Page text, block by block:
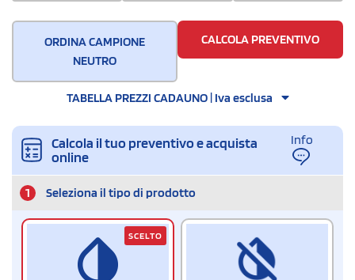
ORDINA CAMPIONE
NEUTRO
CALCOLA PREVENTIVO
TABELLA PREZZI CADAUNO | Iva esclusa
Calcola il tuo preventivo e acquista
online
Info
1 Seleziona il tipo di prodotto
SCELTO